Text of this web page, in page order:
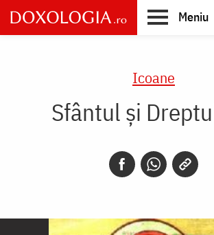
Skip
to
main
Meniu
Icoane
Sfântul și